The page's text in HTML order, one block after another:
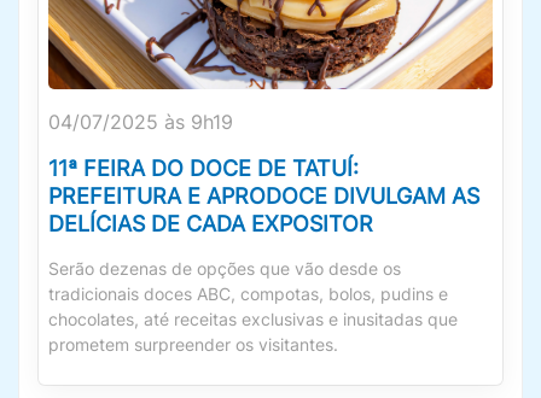
04/07/2025 às 9h19
11ª FEIRA DO DOCE DE TATUÍ:
PREFEITURA E APRODOCE DIVULGAM AS
DELÍCIAS DE CADA EXPOSITOR
Serão dezenas de opções que vão desde os
tradicionais doces ABC, compotas, bolos, pudins e
chocolates, até receitas exclusivas e inusitadas que
prometem surpreender os visitantes.